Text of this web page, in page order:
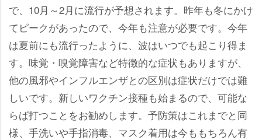
で、10月～2月に流行が予想されます。昨年も冬にかけ
てピークがあったので、今年も注意が必要です。今年
は夏前にも流行ったように、波はいつでも起こり得ま
す。味覚・嗅覚障害など特徴的な症状もありますが、
他の風邪やインフルエンザとの区別は症状だけでは難
しいです。新しいワクチン接種も始まるので、可能な
らば打つことをお勧めします。予防策はこれまでと同
様、手洗いや手指消毒、マスク着用は今ももちろん有